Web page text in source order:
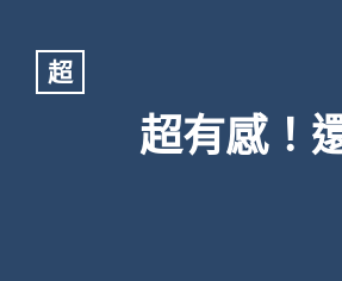
超
超有感！